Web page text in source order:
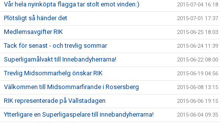
Vår hela nyinköpta flagga tar stolt emot vinden:) 2015-07-04 16:18
Plötsligt så händer det 2015-07-01 17:37
Medlemsavgifter RIK 2015-06-25 18:03
Tack för senast - och trevlig sommar 2015-06-24 11:39
Superligamålvakt till Innebandyherrarna! 2015-06-22 08:00
Trevlig Midsommarhelg önskar RIK 2015-06-19 04:56
Välkommen till Midsommarfirande i Rosersberg 2015-06-08 13:15
RIK representerade på Vallstadagen 2015-06-06 19:15
Ytterligare en Superligaspelare till innebandyherrarna! 2015-06-04 09:35